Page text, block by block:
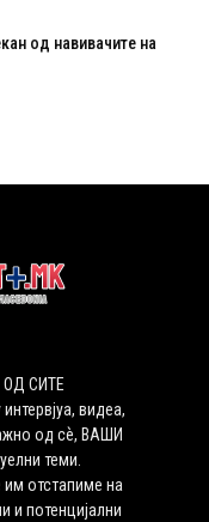
од навивачите на
ОД СИТЕ
видеа,
од сѐ, ВАШИ
теми.
им отстапиме на
и потенцијални